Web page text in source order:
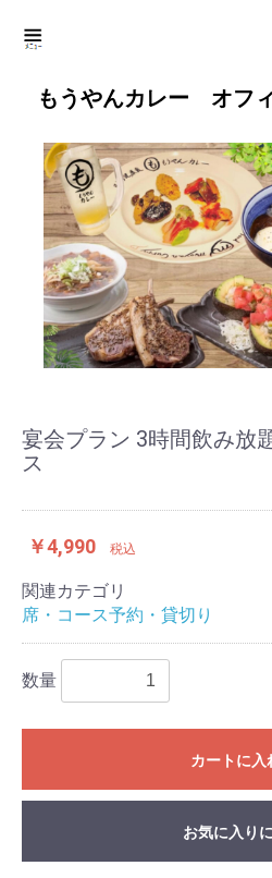
もうやんカレー オフ
宴会プラン 3時間飲み放
ス
￥4,990 税込
関連カテゴリ
席・コース予約・貸切り
数量
カートに入
お気に入り